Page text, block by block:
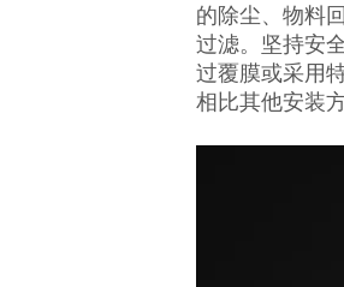
的除尘、物料
过滤。坚持安
过覆膜或采用
相比其他安装